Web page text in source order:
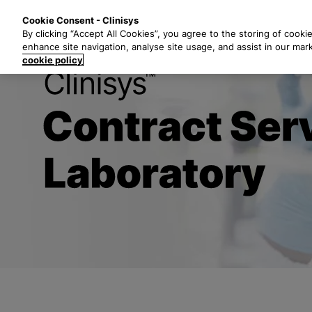
a
Wachsende
Cookie Consent - Clinisys
By clicking “Accept All Cookies”, you agree to the storing of
enhance site navigation, analyse site usage, and assist in our
cookie policy